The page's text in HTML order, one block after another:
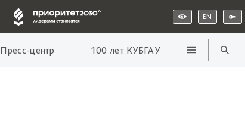
EN
Пресс-центр 100 лет КУБГАУ